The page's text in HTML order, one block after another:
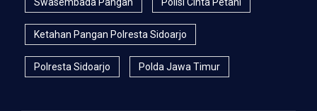
Ketahan Pangan Polresta Sidoarjo
Polresta Sidoarjo Polda Jawa Timur